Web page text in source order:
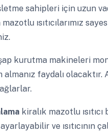
sahipleri için uzun
ısıtıcılarımız
kurutma makineleri
faydalı olacaktır.
kiralık mazotlu
ve ısıtıcının